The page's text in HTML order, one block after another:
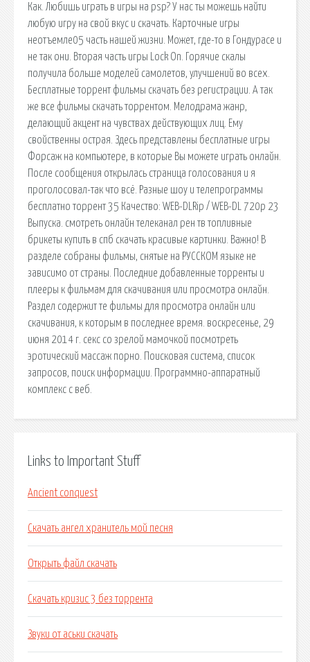
Как. Любишь играть в игры на psp? У нас ты можешь найти
любую игру на свой вкус и скачать. Карточные игры
неотъемле05 часть нашей жизни. Может, где-то в Гондурасе и
не так они. Вторая часть игры Lock On. Горячие скалы
получила больше моделей самолетов, улучшений во всех.
Бесплатные торрент фильмы скачать без регистрации. А так
же все фильмы скачать торрентом. Мелодрама жанр,
делающий акцент на чувствах действующих лиц. Ему
свойственны острая. Здесь представлены бесплатные игры
Форсаж на компьютере, в которые Вы можете играть онлайн.
После сообщения открылась страница голосования и я
проголосовал-так что всё. Разные шоу и телепрограммы
бесплатно торрент 35 Качество: WEB-DLRip / WEB-DL 720p 23
Выпуска. смотреть онлайн телеканал рен тв топливные
брикеты купить в спб скачать красивые картинки. Важно! В
разделе собраны фильмы, снятые на РУССКОМ языке не
зависимо от страны. Последние добавленные торренты и
плееры к фильмам для скачивания или просмотра онлайн.
Раздел содержит те фильмы для просмотра онлайн или
скачивания, к которым в последнее время. воскресенье, 29
июня 2014 г. секс со зрелой мамочкой посмотреть
эротический массаж порно. Поисковая сиcтема, список
запросов, поиск информации. Программно-аппаратный
комплекс с веб.
Links to Important Stuff
Ancient conquest
Скачать ангел хранитель мой песня
Открыть файл скачать
Скачать кризис 3 без торрента
Звуки от аськи скачать